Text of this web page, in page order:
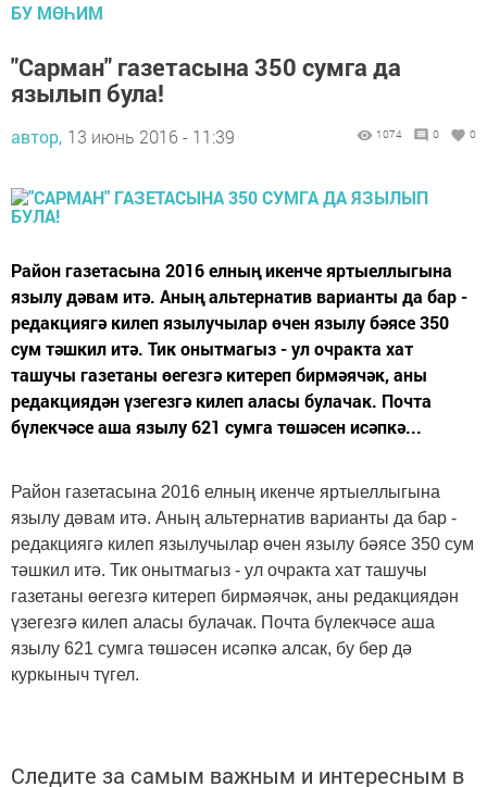
БУ МӨҺИМ
"Сарман" газетасына 350 сумга да
язылып була!
автор, 13 июнь 2016 - 11:39 1074 0 0
Район газетасына 2016 елның икенче яртыеллыгына
язылу дәвам итә. Аның альтернатив варианты да бар -
редакциягә килеп язылучылар өчен язылу бәясе 350
сум тәшкил итә. Тик онытмагыз - ул очракта хат
ташучы газетаны өегезгә китереп бирмәячәк, аны
редакциядән үзегезгә килеп аласы булачак. Почта
бүлекчәсе аша язылу 621 сумга төшәсен исәпкә...
Район газетасына 2016 елның икенче яртыеллыгына
язылу дәвам итә. Аның альтернатив варианты да бар -
редакциягә килеп язылучылар өчен язылу бәясе 350 сум
тәшкил итә. Тик онытмагыз - ул очракта хат ташучы
газетаны өегезгә китереп бирмәячәк, аны редакциядән
үзегезгә килеп аласы булачак. Почта бүлекчәсе аша
язылу 621 сумга төшәсен исәпкә алсак, бу бер дә
куркыныч түгел.
Следите за самым важным и интересным в